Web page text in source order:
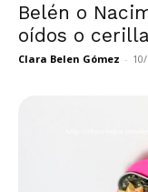
Belén o
oídos o
Clara Belen Gómez -